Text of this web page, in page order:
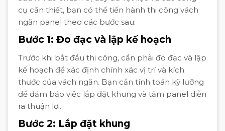
cụ cần thiết, bạn có thể tiến hành thi công vách
ngăn panel theo các bước sau:
Bước 1: Đo đạc và lập kế hoạch
Trước khi bắt đầu thi công, cần phải đo đạc và lập
kế hoạch để xác định chính xác vị trí và kích
thước của vách ngăn. Bạn cần tính toán kỹ lưỡng
để đảm bảo việc lắp đặt khung và tấm panel diễn
ra thuận lợi.
Bước 2: Lắp đặt khung